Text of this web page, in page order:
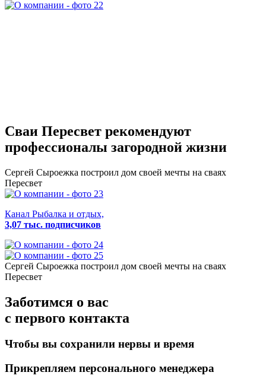
Сваи Пересвет рекомендуют
профессионалы загородной жизни
Сергей Сыроежка построил дом своей мечты на сваях
Пересвет
Канал Рыбалка и отдых,
3,07 тыс. подписчиков
Сергей Сыроежка построил дом своей мечты на сваях
Пересвет
Заботимся о вас
с первого контакта
Чтобы вы сохранили нервы и время
Прикрепляем персонального менеджера